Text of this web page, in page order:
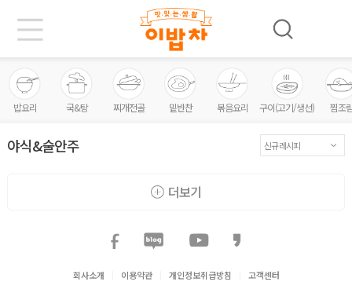
밥요리 국&탕 찌개전골 밑반찬 볶음요리 구이(고기/생선) 찜조
야식&술안주
더보기
회사소개 이용약관 개인정보취급방침 고객센터